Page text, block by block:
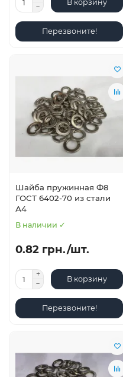
В корзину
Перезвоните!
Шайба пружинная Ф8
ГОСТ 6402-70 из стали
А4
В наличии ✓
0.82 грн./шт.
В корзину
Перезвоните!